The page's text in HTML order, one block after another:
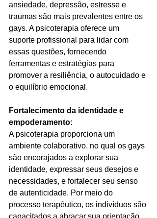
ansiedade, depressão, estresse e
traumas são mais prevalentes entre os
gays. A psicoterapia oferece um
suporte profissional para lidar com
essas questões, fornecendo
ferramentas e estratégias para
promover a resiliência, o autocuidado e
o equilíbrio emocional.
Fortalecimento da identidade e
empoderamento:
A psicoterapia proporciona um
ambiente colaborativo, no qual os gays
são encorajados a explorar sua
identidade, expressar seus desejos e
necessidades, e fortalecer seu senso
de autenticidade. Por meio do
processo terapêutico, os indivíduos são
capacitados a abraçar sua orientação